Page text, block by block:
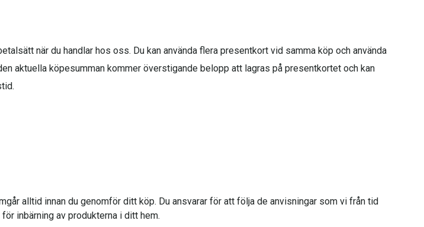
när du handlar hos oss. Du kan använda flera presentkort vid samma köp och använda
aktuella köpesumman kommer överstigande belopp att lagras på presentkortet och kan
alltid innan du genomför ditt köp. Du ansvarar för att följa de anvisningar som vi från tid
inbärning av produkterna i ditt hem.